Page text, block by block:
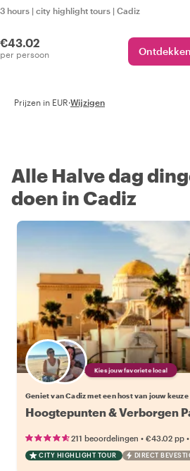
3 hours | city highlight tours | Cadiz
€43.02
per persoon Ontdekken
Prijzen in EUR·Wijzigen
Alle Halve dag
doen in Cadiz
Kies jouw favoriete local
Geniet van Cadiz met een host van jouw keuze
Hoogtepunten & Verborgen
211 beoordelingen • €43.02 pp •
CITY HIGHLIGHT TOUR DIRECT